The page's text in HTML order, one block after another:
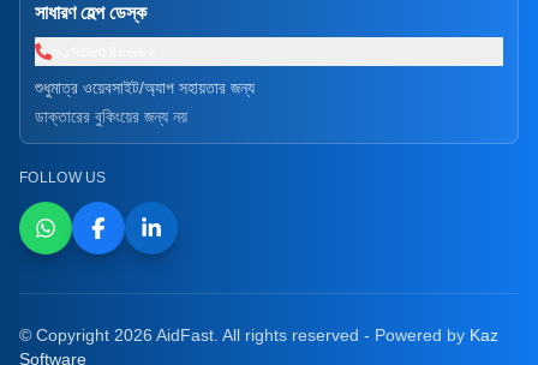
সাধারণ হেল্প ডেস্ক
শুধুমাত্র ওয়েবসাইট/অ্যাপ সহায়তার জন্য
ডাক্তারের বুকিংয়ের জন্য নয়
FOLLOW US
© Copyright 2026 AidFast. All rights reserved - Powered by Kaz
Software